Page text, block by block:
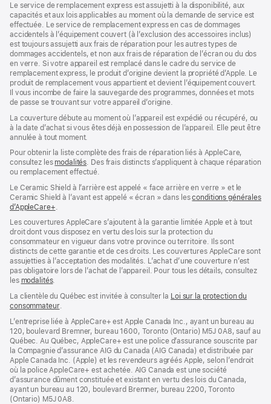
une
nouvelle
fenêtre)
Le service de remplacement express est assujetti à la disponibilité, aux
capacités et aux lois applicables au moment où la demande de service est
effectuée. Le service de remplacement express en cas de dommages
accidentels à l’équipement couvert (à l’exclusion des accessoires inclus)
est toujours assujetti aux frais de réparation pour les autres types de
dommages accidentels, et non aux frais de réparation de l’écran ou du dos
en verre. Si votre appareil est remplacé dans le cadre du service de
remplacement express, le produit d’origine devient la propriété d’Apple. Le
produit de remplacement vous appartient et devient l’équipement couvert.
Il vous incombe de faire la sauvegarde des programmes, données et mots
de passe se trouvant sur votre appareil d’origine.
La couverture débute au moment où l’appareil est expédié ou récupéré, ou
à la date d’achat si vous êtes déjà en possession de l’appareil. Elle peut être
annulée à tout moment.
Pour obtenir la liste complète des frais de réparation liés à AppleCare,
consultez les modalités(s’ouvre
dans
nouvelle
fenêtre)
. Des frais distincts s’appliquent à chaque réparation
ou remplacement effectué.
Le Ceramic Shield à l’arrière est appelé « face arrière en verre » et le
Ceramic Shield à l’avant est appelé « écran » dans lesconditions générales
d’AppleCare+
une
nouvelle
fenêtre)
Les couvertures AppleCare s’ajoutent à la garantie limitée Apple et à tout
droit dont vous disposez en vertu des lois sur la protection du
consommateur en vigueur dans votre province ou territoire. Ils sont
distincts de cette garantie et de ces droits. Les couvertures AppleCare sont
assujetties à l’acceptation des modalités. L’achat d’une couverture n’est
pas obligatoire lors de l’achat de l’appareil. Pour tous les détails, consultez
les modalités(s’ouvre
une
nouvelle
fenêtre)
.
La clientèle du Québec est invitée à consulter la Loi sur la protection du
consommateur(s’ouvre
une
nouvelle
fenêtre)
.
L’entreprise liée à AppleCare+ est Apple Canada Inc., ayant un bureau au
120, boulevard Bremner, bureau 1600, Toronto (Ontario) M5J 0A8, sauf au
Québec. Au Québec, AppleCare+ est une police d’assurance souscrite par
la Compagnie d’assurance AIG du Canada (AIG Canada) et distribuée par
Apple Canada Inc. (Apple) et les revendeurs agréés Apple, selon l’endroit
où la police AppleCare+ est achetée. AIG Canada est une société
d’assurance dûment constituée et existant en vertu des lois du Canada,
ayant un bureau au 120, boulevard Bremner, bureau 2200, Toronto
(Ontario) M5J 0A8.